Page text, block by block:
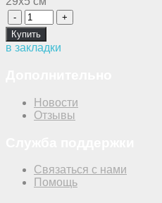
в закладки
Новости
Отзывы
Связаться с нами
Помощь